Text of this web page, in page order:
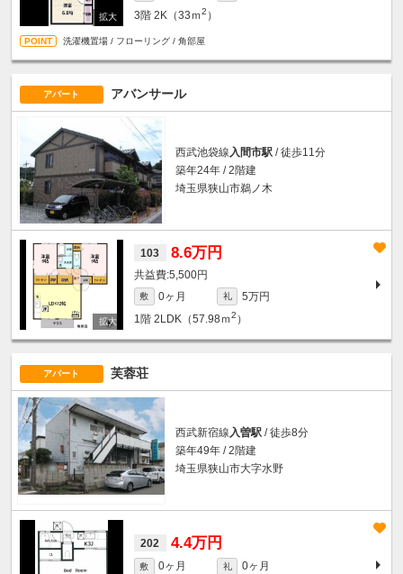
3階 2K（33ｍ2 ）
洗濯機置場 / フローリング / 角部屋
アパート アバンサール
西武池袋線入間市駅 / 徒歩11分
築年24年 / 2階建
埼玉県狭山市鵜ノ木
103 8.6万円
5,500円
敷 0ヶ月 礼
5万円
1階 2LDK（57.98ｍ2 ）
アパート 芙蓉荘
西武新宿線入曽駅 / 徒歩8分
築年49年 / 2階建
埼玉県狭山市大字水野
202 4.4万円
敷 0ヶ月 礼
0ヶ月